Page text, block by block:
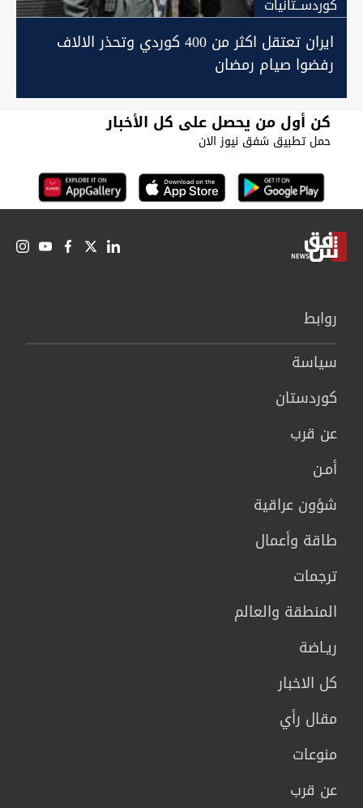
كوردســتانيات
ايران تعتقل اكثر من 400 كوردي وتحذر الالاف
رفضوا صيام رمضان
كن أول من يحصل على كل الأخبار
حمل تطبيق شفق نيوز الان
روابط
سیاسة
كوردستان
عن قرب
أمـن
شؤون عراقية
طاقة وأعمال
ترجمات
المنطقة والعالم
ريـاضة
كل الاخبار
مقال رأي
منوعات
عن قرب